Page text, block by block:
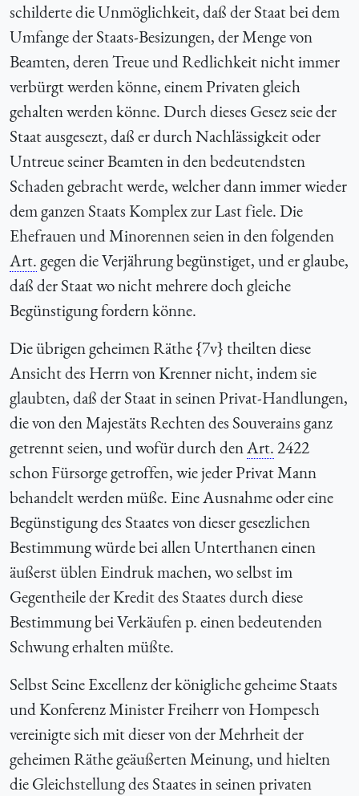
schilderte die Unmöglichkeit, daß der Staat bei dem
Umfange der Staats-Besizungen, der Menge von
Beamten, deren Treue und Redlichkeit nicht immer
verbürgt werden könne, einem Privaten gleich
gehalten werden könne. Durch dieses Gesez seie der
Staat ausgesezt, daß er durch Nachlässigkeit oder
Untreue seiner Beamten in den bedeutendsten
Schaden gebracht werde, welcher dann immer wieder
dem ganzen Staats Komplex zur Last fiele. Die
Ehefrauen und Minorennen seien in den folgenden
Art.gegen die Verjährung begünstiget, und er glaube,
daß der Staat wo nicht mehrere doch gleiche
Begünstigung fordern könne.
Die übrigen geheimen Räthe {7v} theilten diese
Ansicht des Herrn von Krenner nicht, indem sie
glaubten, daß der Staat in seinen Privat-Handlungen,
die von den Majestäts Rechten des Souverains ganz
getrennt seien, und wofür durch denArt.2422
schon Fürsorge getroffen, wie jeder Privat Mann
behandelt werden müße. Eine Ausnahme oder eine
Begünstigung des Staates von dieser gesezlichen
Bestimmung würde bei allen Unterthanen einen
äußerst üblen Eindruk machen, wo selbst im
Gegentheile der Kredit des Staates durch diese
Bestimmung bei Verkäufen p. einen bedeutenden
Schwung erhalten müßte.
Selbst Seine Excellenz der königliche geheime Staats
und Konferenz Minister Freiherr von Hompesch
vereinigte sich mit dieser von der Mehrheit der
geheimen Räthe geäußerten Meinung, und hielten
die Gleichstellung des Staates in seinen privaten